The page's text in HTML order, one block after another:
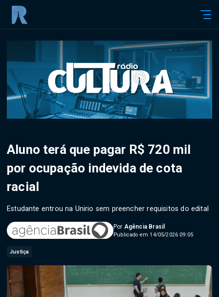
Aluno terá que pagar R$ 720 mil
por ocupação indevida de cota
racial
Estudante entrou na Unirio sem preencher requisitos do edital
Por Agência Brasil
Publicado em 14/05/2026 09:05
Justiça